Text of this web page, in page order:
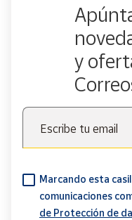
y
Escribe tu email
Marcando esta
comunicaciones
de Protección de